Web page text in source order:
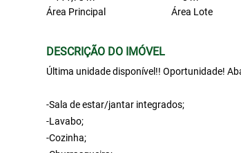
Área Principal
Área Lote
DESCRIÇÃO DO IMÓVEL
Última unidade disponível!! Oportunidade!
-Sala de estar/jantar integrados;
-Lavabo;
-Cozinha;